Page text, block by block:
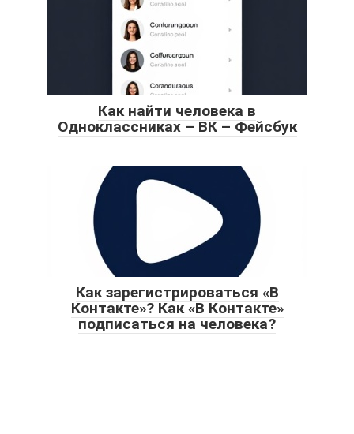
Как найти человека в
Одноклассниках – ВК – Фейсбук
Как зарегистрироваться «В
Контакте»? Как «В Контакте»
подписаться на человека?